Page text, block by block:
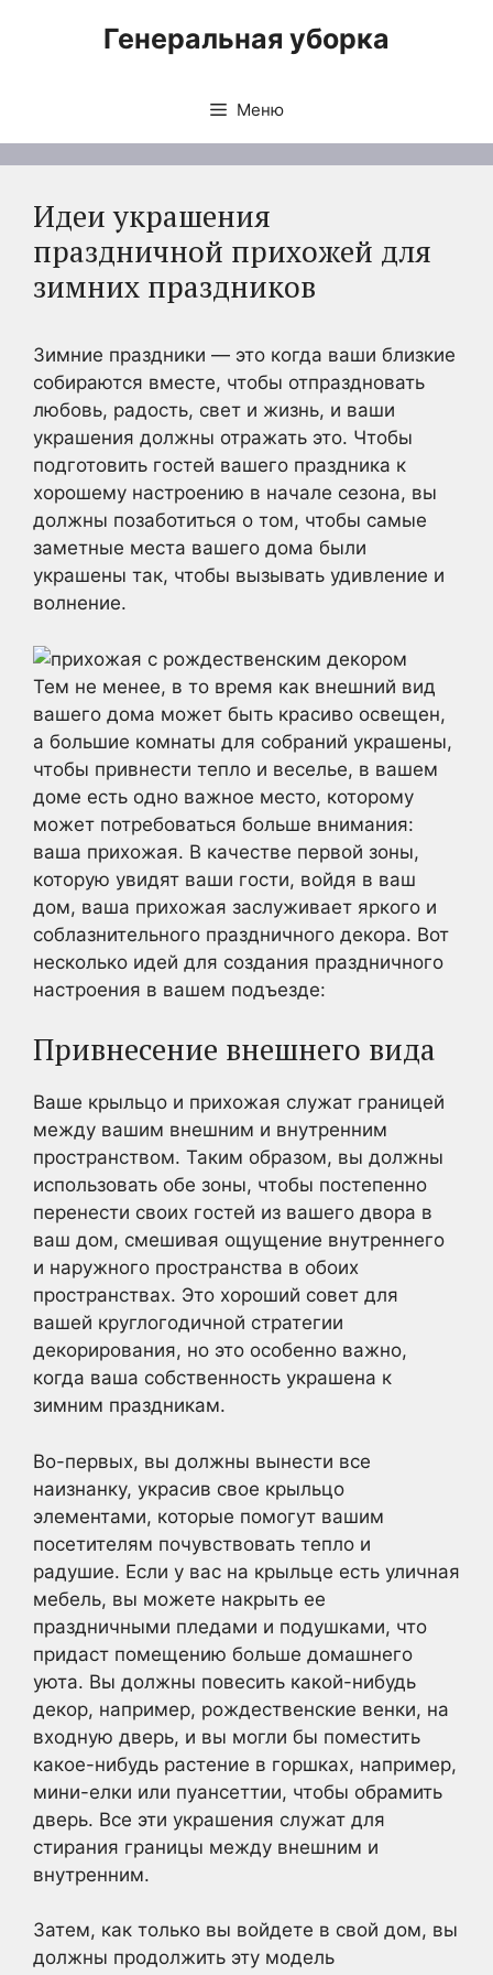
Генеральная уборка
Меню
Идеи украшения
праздничной прихожей для
зимних праздников
Зимние праздники — это когда ваши близкие
собираются вместе, чтобы отпраздновать
любовь, радость, свет и жизнь, и ваши
украшения должны отражать это. Чтобы
подготовить гостей вашего праздника к
хорошему настроению в начале сезона, вы
должны позаботиться о том, чтобы самые
заметные места вашего дома были
украшены так, чтобы вызывать удивление и
волнение.
Тем не менее, в то время как внешний вид
вашего дома может быть красиво освещен,
а большие комнаты для собраний украшены,
чтобы привнести тепло и веселье, в вашем
доме есть одно важное место, которому
может потребоваться больше внимания:
ваша прихожая. В качестве первой зоны,
которую увидят ваши гости, войдя в ваш
дом, ваша прихожая заслуживает яркого и
соблазнительного праздничного декора. Вот
несколько идей для создания праздничного
настроения в вашем подъезде:
Привнесение внешнего вида
Ваше крыльцо и прихожая служат границей
между вашим внешним и внутренним
пространством. Таким образом, вы должны
использовать обе зоны, чтобы постепенно
перенести своих гостей из вашего двора в
ваш дом, смешивая ощущение внутреннего
и наружного пространства в обоих
пространствах. Это хороший совет для
вашей круглогодичной стратегии
декорирования, но это особенно важно,
когда ваша собственность украшена к
зимним праздникам.
Во-первых, вы должны вынести все
наизнанку, украсив свое крыльцо
элементами, которые помогут вашим
посетителям почувствовать тепло и
радушие. Если у вас на крыльце есть уличная
мебель, вы можете накрыть ее
праздничными пледами и подушками, что
придаст помещению больше домашнего
уюта. Вы должны повесить какой-нибудь
декор, например, рождественские венки, на
входную дверь, и вы могли бы поместить
какое-нибудь растение в горшках, например,
мини-елки или пуансеттии, чтобы обрамить
дверь. Все эти украшения служат для
стирания границы между внешним и
внутренним.
Затем, как только вы войдете в свой дом, вы
должны продолжить эту модель